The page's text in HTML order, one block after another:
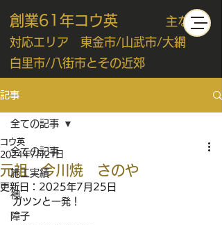
創業61年コウ英
主な
対応エリア 東金市/山武市/大網
白里市/八街市とその近郊
記事
全ての記事
施工実績
襖
障子
全ての記事
元祖 今川焼 さのや
コウ英
2024年7月21日
更新日： 2025年7月25日
ガツンと一発！